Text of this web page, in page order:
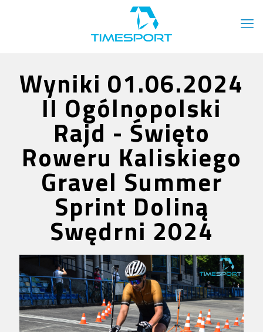
Wyniki 01.06.2024
II Ogólnopolski
Rajd - Święto
Roweru Kaliskiego
Gravel Summer
Sprint Doliną
Swędrni 2024